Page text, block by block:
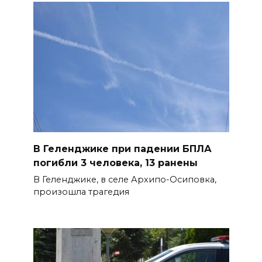
Островского
Сносить нельзя, сохранять
нечем: как ростовчане
спасают доходный дом
Рувинского от запустения
08 августа 2026 14:04
В Волгодонске мужчина
поджег газ в квартире
бывшей жены, эвакуированы
7 человек
Юрий Слюсарь поздравил
В Геленджике при падении БПЛА
погибли 3 человека, 13 ранены
В Геленджике, в селе Архипо-Осиповка,
произошла трагедия